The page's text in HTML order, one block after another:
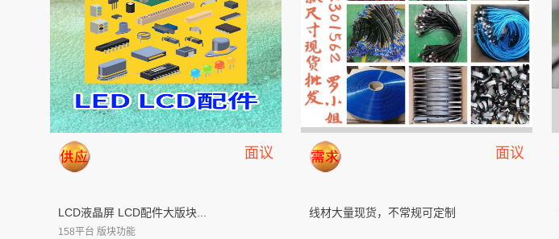
面议
LCD液晶屏 LCD配件大版块...
158平台 版块功能
面议
线材大量现货，不常规可定制